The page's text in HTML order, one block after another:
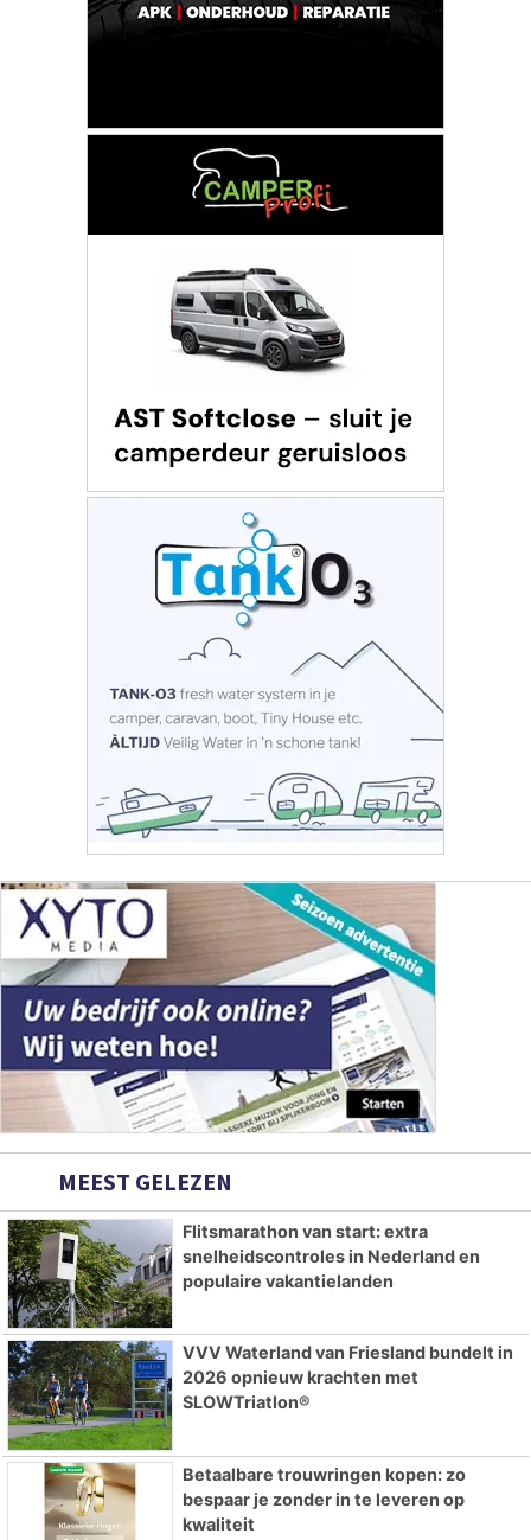
MEEST GELEZEN
Flitsmarathon van start: extra
snelheidscontroles in Nederland en
populaire vakantielanden
VVV Waterland van Friesland bundelt in
2026 opnieuw krachten met
SLOWTriatlon®
Betaalbare trouwringen kopen: zo
bespaar je zonder in te leveren op
kwaliteit